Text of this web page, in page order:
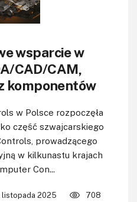
wsparcie w
CAD/CAM,
komponentów
w Polsce rozpoczęła
część szwajcarskiego
prowadzącego
w kilkunastu krajach
Con...
listopada 2025 708